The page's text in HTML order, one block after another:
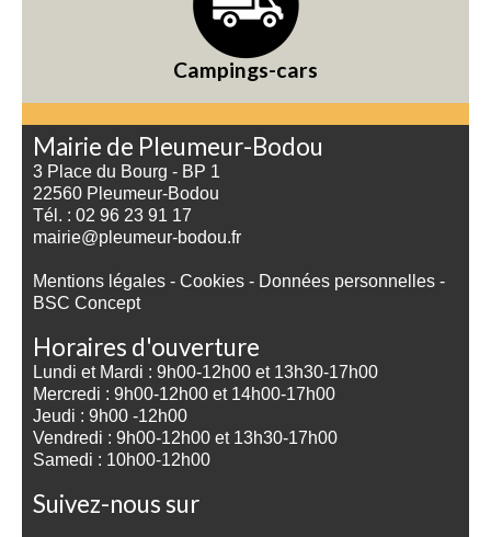
Campings-cars
Mairie de Pleumeur-Bodou
3 Place du Bourg - BP 1
22560 Pleumeur-Bodou
Tél. : 02 96 23 91 17
mairie@pleumeur-bodou.fr
Mentions légales - Cookies - Données personnelles -
BSC Concept
Horaires d'ouverture
Lundi et Mardi : 9h00-12h00 et 13h30-17h00
Mercredi : 9h00-12h00 et 14h00-17h00
Jeudi : 9h00 -12h00
Vendredi : 9h00-12h00 et 13h30-17h00
Samedi : 10h00-12h00
Suivez-nous sur